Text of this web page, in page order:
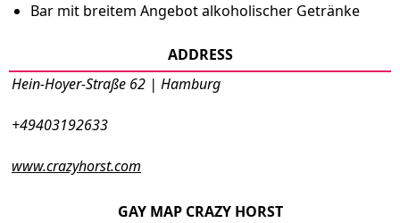
Bar mit breitem Angebot alkoholischer Getränke
ADDRESS
Hein-Hoyer-Straße 62 | Hamburg
+49403192633
www.crazyhorst.com
GAY MAP CRAZY HORST